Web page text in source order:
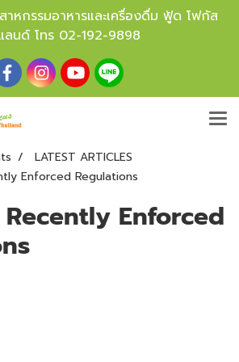
หกรรมอาหารและเครื่องดื่ม ฟู้ด โฟกัส
ลนด์ โทร 02-192-9898
LATEST ARTICLES
Enforced Regulations
Enforced